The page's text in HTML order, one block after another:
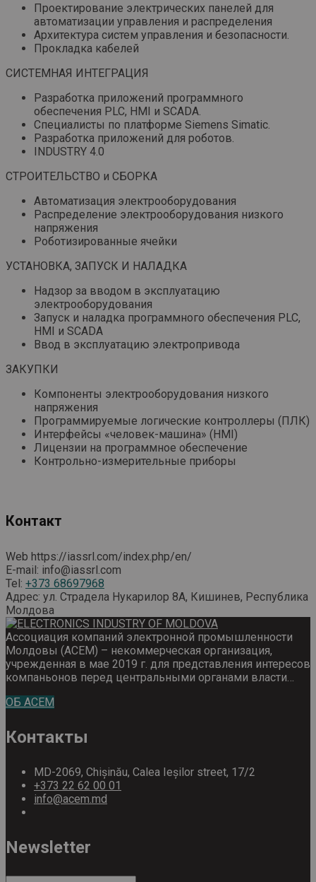
Проектирование электрических панелей для
автоматизации управления и распределения
Архитектура систем управления и безопасности.
Прокладка кабелей
СИСТЕМНАЯ ИНТЕГРАЦИЯ
Разработка приложений программного
обеспечения PLC, HMI и SCADA.
Специалисты по платформе Siemens Simatic.
Разработка приложений для роботов.
INDUSTRY 4.0
СТРОИТЕЛЬСТВО и СБОРКА
Автоматизация электрооборудования
Распределение электрооборудования низкого
напряжения
Роботизированные ячейки
УСТАНОВКА, ЗАПУСК И НАЛАДКА
Надзор за вводом в эксплуатацию
электрооборудования
Запуск и наладка программного обеспечения PLC,
HMI и SCADA
Ввод в эксплуатацию электропривода
ЗАКУПКИ
Компоненты электрооборудования низкого
напряжения
Программируемые логические контроллеры (ПЛК)
Интерфейсы «человек-машина» (HMI)
Лицензии на программное обеспечение
Контрольно-измерительные приборы
Контакт
Web https://iassrl.com/index.php/en/
E-mail: info@iassrl.com
Tel: +373 68697968
Адрес: ул. Страдела Нукарилор 8А, Кишинев, Республика
Молдова
Ассоциация компаний электронной промышленности
Молдовы (ACEM) – некоммерческая организация,
учрежденная в мае 2019 г. для представления интересов
компаньонов перед центральными органами власти…
ОБ ACEM
Контакты
MD-2069, Chișinău, Calea Ieșilor street, 17/2
+373 22 62 00 01
info@acem.md
Newsletter